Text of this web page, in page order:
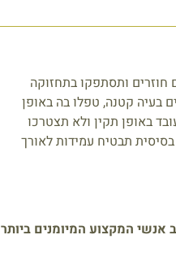
חוזרים ותסתפקו בתחזוקה
בעיה קטנה, טפלו בה באופן
באופן תקין ולא תצטרכו
תבטיח עמידות לאורך
המקצוע המיומנים ביותר